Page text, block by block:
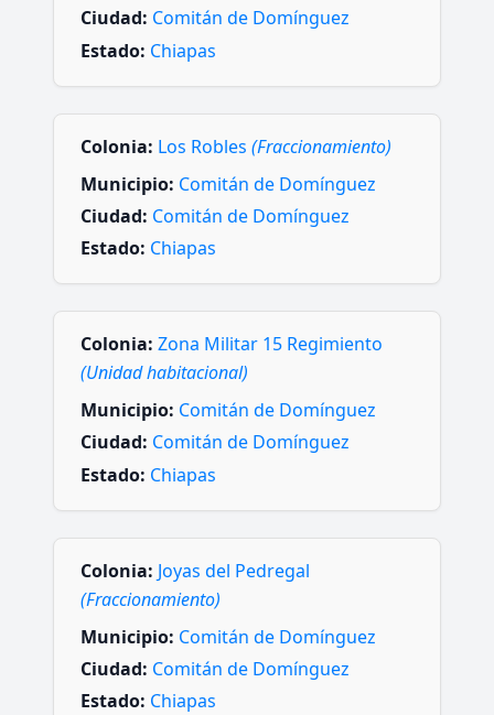
Ciudad: Comitán de Domínguez
Estado: Chiapas
Colonia: Los Robles (Fraccionamiento)
Municipio: Comitán de Domínguez
Ciudad: Comitán de Domínguez
Estado: Chiapas
Colonia: Zona Militar 15 Regimiento
(Unidad habitacional)
Municipio: Comitán de Domínguez
Ciudad: Comitán de Domínguez
Estado: Chiapas
Colonia: Joyas del Pedregal
(Fraccionamiento)
Municipio: Comitán de Domínguez
Ciudad: Comitán de Domínguez
Estado: Chiapas